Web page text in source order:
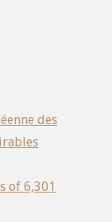
des
of 6,301